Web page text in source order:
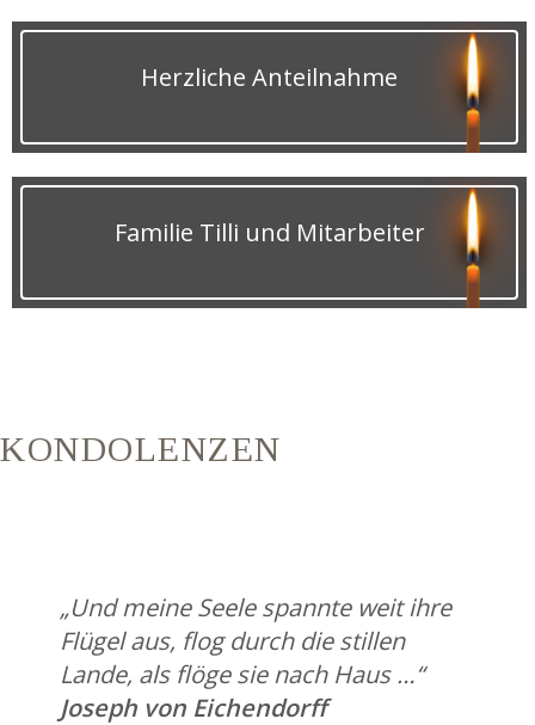
Herzliche Anteilnahme
Familie Tilli und Mitarbeiter
KONDOLENZEN
„Und meine Seele spannte weit ihre
Flügel aus, flog durch die stillen
Lande, als flöge sie nach Haus …“
Joseph von Eichendorff